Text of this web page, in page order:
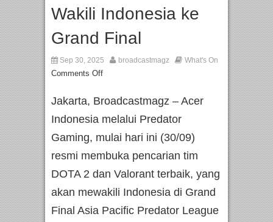
Wakili Indonesia ke
Grand Final
Sep 30, 2025 broadcastmagz What's On
Comments Off
Jakarta, Broadcastmagz – Acer
Indonesia melalui Predator
Gaming, mulai hari ini (30/09)
resmi membuka pencarian tim
DOTA 2 dan Valorant terbaik, yang
akan mewakili Indonesia di Grand
Final Asia Pacific Predator League